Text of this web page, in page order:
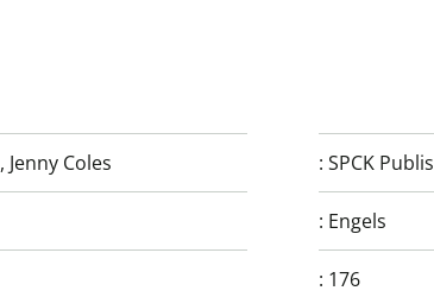
, Jenny Coles :SPCK
: Engels
: 176